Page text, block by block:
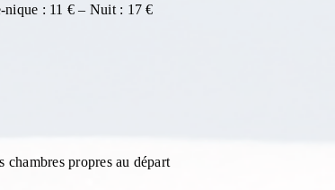
nique : 11 € – Nuit : 17 €
chambres propres au départ